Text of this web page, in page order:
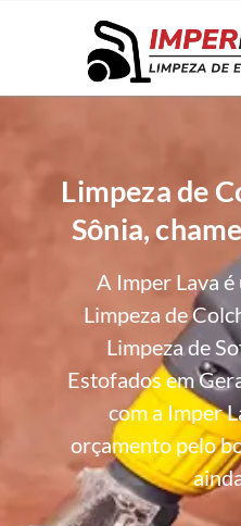
Limpeza de
Sônia,
A Imper Lava
Limpeza de
Limpeza de
Estofados em
com a Imper
orçamento pelo